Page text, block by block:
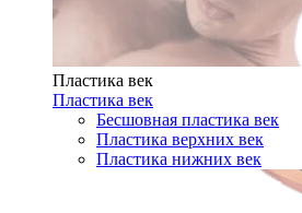
Пластика век
Пластика век
Бесшовная пластика век
Пластика верхних век
Пластика нижних век